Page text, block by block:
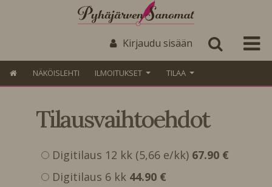
Kirjaudu sisään
NÄKÖISLEHTI ILMOITUKSET TILAA
Tilausvaihtoehdot
Digitilaus 12 kk (5,66 e/kk) 67.90 €
Digitilaus 6 kk 44.90 €